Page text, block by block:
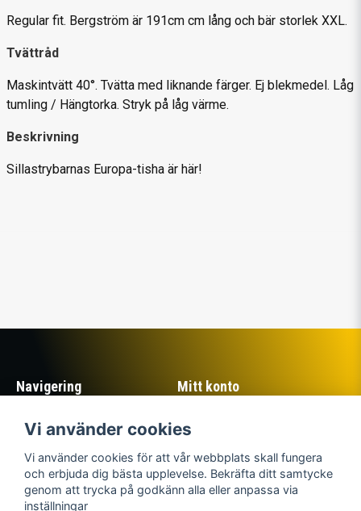
Regular fit. Bergström är 191cm cm lång och bär storlek XXL.
Tvättråd
Maskintvätt 40°. Tvätta med liknande färger. Ej blekmedel. Låg
tumling / Hängtorka. Stryk på låg värme.
Beskrivning
Sillastrybarnas Europa-tisha är här!
Navigering
Om Sillastrybarna
Returer
Mitt konto
Registrera dig
Sociala medier
Sillastrybarnas Mjällby
Vi använder cookies
Vi använder cookies för att vår webbplats skall fungera
och erbjuda dig bästa upplevelse. Bekräfta ditt samtycke
genom att trycka på godkänn alla eller anpassa via
inställningar